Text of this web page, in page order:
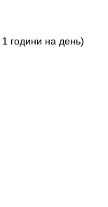
години на день)